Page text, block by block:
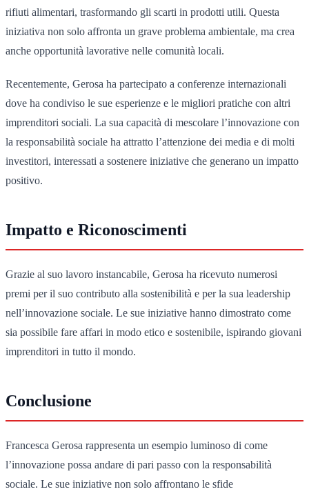
rifiuti alimentari, trasformando gli scarti in prodotti utili. Questa
iniziativa non solo affronta un grave problema ambientale, ma crea
anche opportunità lavorative nelle comunità locali.
Recentemente, Gerosa ha partecipato a conferenze internazionali
dove ha condiviso le sue esperienze e le migliori pratiche con altri
imprenditori sociali. La sua capacità di mescolare l’innovazione con
la responsabilità sociale ha attratto l’attenzione dei media e di molti
investitori, interessati a sostenere iniziative che generano un impatto
positivo.
Impatto e Riconoscimenti
Grazie al suo lavoro instancabile, Gerosa ha ricevuto numerosi
premi per il suo contributo alla sostenibilità e per la sua leadership
nell’innovazione sociale. Le sue iniziative hanno dimostrato come
sia possibile fare affari in modo etico e sostenibile, ispirando giovani
imprenditori in tutto il mondo.
Conclusione
Francesca Gerosa rappresenta un esempio luminoso di come
l’innovazione possa andare di pari passo con la responsabilità
sociale. Le sue iniziative non solo affrontano le sfide